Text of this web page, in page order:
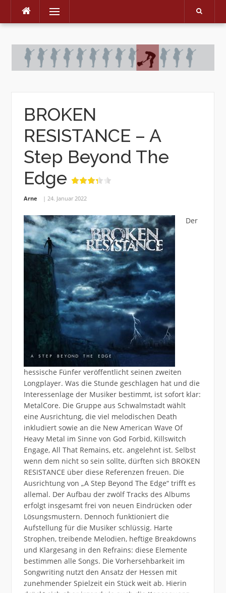
Skip
Menu
BROKEN
RESISTANCE – A
Step Beyond The
Edge
Arne 24. Januar 2022
Der
hessische Fünfer veröffentlicht seinen zweiten
Longplayer. Was die Stunde geschlagen hat und die
Interessenlage der Musiker bestimmt, ist sofort klar:
MetalCore. Die Gruppe aus Schwalmstadt wählt
eine Ausrichtung, die viel melodischen Death
inkludiert sowie an die New American Wave Of
Heavy Metal im Sinne von God Forbid, Killswitch
Engage, All That Remains, etc. angelehnt ist. Selbst
wenn dem nicht so sein sollte, dürften sich BROKEN
RESISTANCE über diese Referenzen freuen. Die
Ausrichtung von „A Step Beyond The Edge“ trifft es
allemal. Der Aufbau der zwölf Tracks des Albums
erfolgt insgesamt frei von neuen Eindrücken oder
Lösungsmustern. Dennoch funktioniert die
Aufstellung für die Musiker schlüssig. Harte
Strophen, treibende Melodien, heftige Breakdowns
und Klargesang in den Refrains: diese Elemente
bestimmen alle Songs. Die Vorhersehbarkeit im
Songwriting nutzt den Ansatz der Hessen mit
zunehmender Spielzeit ein Stück weit ab. Hierin